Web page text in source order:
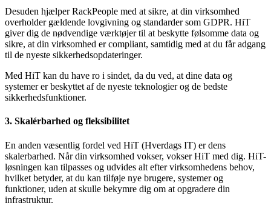
Desuden hjælper RackPeople med at sikre, at din virksomhed
overholder gældende lovgivning og standarder som GDPR. HiT
giver dig de nødvendige værktøjer til at beskytte følsomme data og
sikre, at din virksomhed er compliant, samtidig med at du får adgang
til de nyeste sikkerhedsopdateringer.
Med HiT kan du have ro i sindet, da du ved, at dine data og
systemer er beskyttet af de nyeste teknologier og de bedste
sikkerhedsfunktioner.
3. Skalérbarhed og fleksibilitet
En anden væsentlig fordel ved HiT (Hverdags IT) er dens
skalerbarhed. Når din virksomhed vokser, vokser HiT med dig. HiT-
løsningen kan tilpasses og udvides alt efter virksomhedens behov,
hvilket betyder, at du kan tilføje nye brugere, systemer og
funktioner, uden at skulle bekymre dig om at opgradere din
infrastruktur.